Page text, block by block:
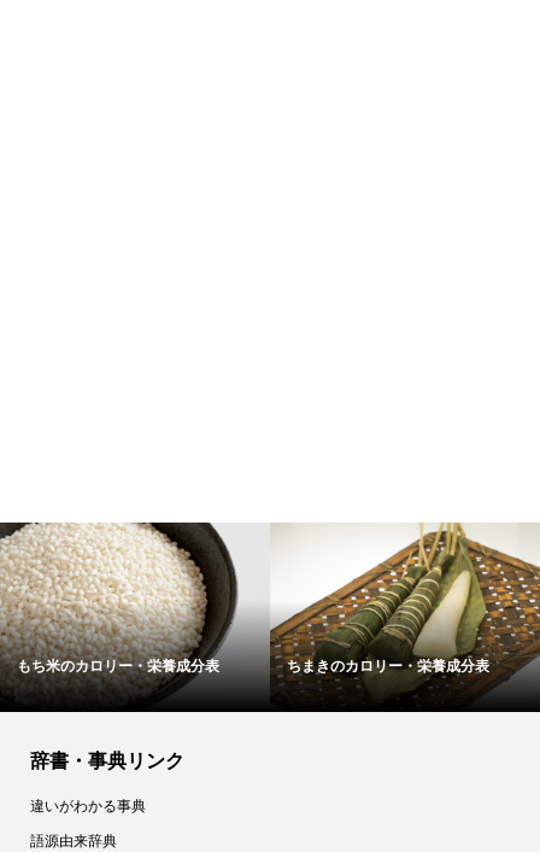
もち米のカロリー・栄養成分表 ちまきのカロリー・栄養成分表
辞書・事典リンク
違いがわかる事典
語源由来辞典